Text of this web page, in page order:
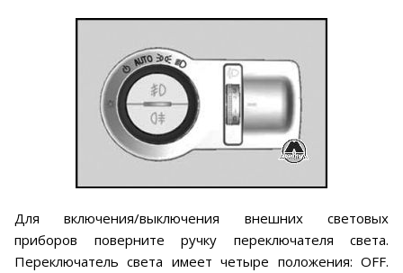
Для включения/выключения внешних световых
приборов поверните ручку переключателя света.
Переключатель света имеет четыре положения: OFF.